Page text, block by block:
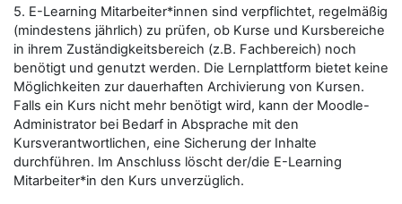
5. E-Learning Mitarbeiter*innen sind verpflichtet, regelmäßig
(mindestens jährlich) zu prüfen, ob Kurse und Kursbereiche
in ihrem Zuständigkeitsbereich (z.B. Fachbereich) noch
benötigt und genutzt werden. Die Lernplattform bietet keine
Möglichkeiten zur dauerhaften Archivierung von Kursen.
Falls ein Kurs nicht mehr benötigt wird, kann der Moodle-
Administrator bei Bedarf in Absprache mit den
Kursverantwortlichen, eine Sicherung der Inhalte
durchführen. Im Anschluss löscht der/die E-Learning
Mitarbeiter*in den Kurs unverzüglich.